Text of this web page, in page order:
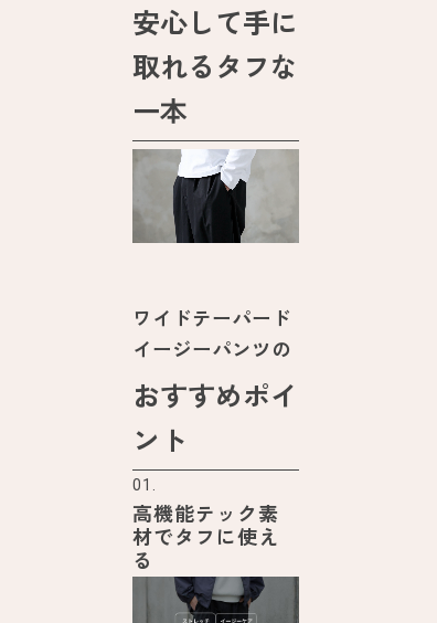
安心して手に
取れるタフな
一本
ワイドテーパード
イージーパンツの
おすすめポイ
ント
01.
高機能テック素
材でタフに使え
る